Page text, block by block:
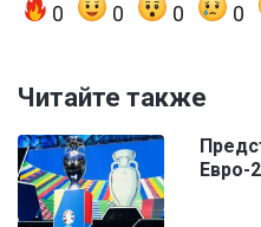
0 0 0 0
Читайте также
Евро-